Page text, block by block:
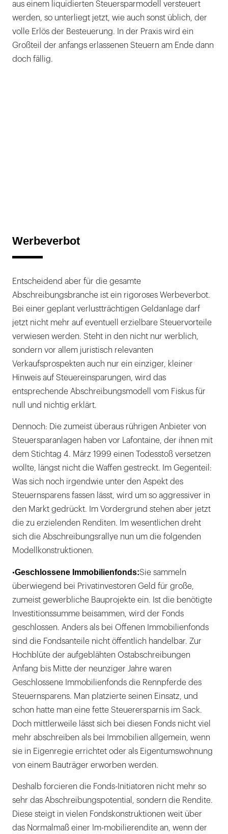
aus einem liquidierten Steuersparmodell versteuert
werden, so unterliegt jetzt, wie auch sonst üblich, der
volle Erlös der Besteuerung. In der Praxis wird ein
Großteil der anfangs erlassenen Steuern am Ende dann
doch fällig.
Werbeverbot
Entscheidend aber für die gesamte
Abschreibungsbranche ist ein rigoroses Werbeverbot.
Bei einer geplant verlustträchtigen Geldanlage darf
jetzt nicht mehr auf eventuell erzielbare Steuervorteile
verwiesen werden. Steht in den nicht nur werblich,
sondern vor allem juristisch relevanten
Verkaufsprospekten auch nur ein einziger, kleiner
Hinweis auf Steuereinsparungen, wird das
entsprechende Abschreibungsmodell vom Fiskus für
null und nichtig erklärt.
Dennoch: Die zumeist überaus rührigen Anbieter von
Steuersparanlagen haben vor Lafontaine, der ihnen mit
dem Stichtag 4. März 1999 einen Todesstoß versetzen
wollte, längst nicht die Waffen gestreckt. Im Gegenteil:
Was sich noch irgendwie unter den Aspekt des
Steuernsparens fassen lässt, wird um so aggressiver in
den Markt gedrückt. Im Vordergrund stehen aber jetzt
die zu erzielenden Renditen. Im wesentlichen dreht
sich die Abschreibungsrallye nun um die folgenden
Modellkonstruktionen.
•Geschlossene Immobilienfonds:Sie sammeln
überwiegend bei Privatinvestoren Geld für große,
zumeist gewerbliche Bauprojekte ein. Ist die benötigte
Investitionssumme beisammen, wird der Fonds
geschlossen. Anders als bei Offenen Immobilienfonds
sind die Fondsanteile nicht öffentlich handelbar. Zur
Hochblüte der aufgeblähten Ostabschreibungen
Anfang bis Mitte der neunziger Jahre waren
Geschlossene Immobilienfonds die Rennpferde des
Steuernsparens. Man platzierte seinen Einsatz, und
schon hatte man eine fette Steuerersparnis im Sack.
Doch mittlerweile lässt sich bei diesen Fonds nicht viel
mehr abschreiben als bei Immobilien allgemein, wenn
sie in Eigenregie errichtet oder als Eigentumswohnung
von einem Bauträger erworben werden.
Deshalb forcieren die Fonds-Initiatoren nicht mehr so
sehr das Abschreibungspotential, sondern die Rendite.
Diese steigt in vielen Fondskonstruktionen weit über
das Normalmaß einer Im-mobilierendite an, wenn der